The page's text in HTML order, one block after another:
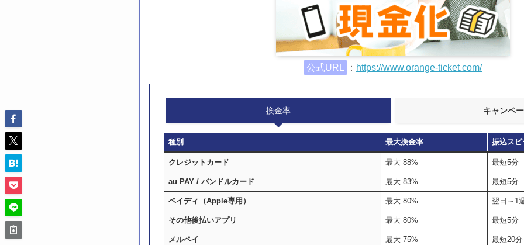
公式URL ： https://www.orange-ticket.com/
換金率 キャンペ
種別 最大換金率 振込スピ
クレジットカード 最大 88% 最短5分
au PAY / バンドルカード 最大 83% 最短5分
ペイディ（Apple専用） 最大 80% 翌日～1
その他後払いアプリ 最大 80% 最短5分
メルペイ 最大 75% 最短20分